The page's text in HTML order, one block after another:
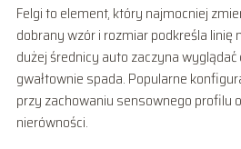
Felgi to element, który najmocniej
dobrany wzór i rozmiar podkreśla linię
dużej średnicy auto zaczyna
gwałtownie spada. Popularne
przy zachowaniu sensownego profilu
nierówności.